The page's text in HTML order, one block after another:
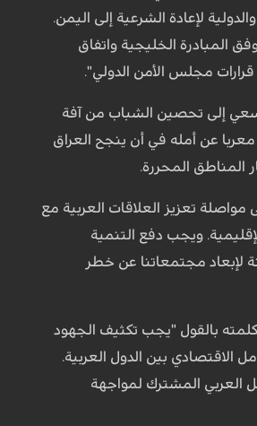
لإعادة الشرعية إلى اليمن.
المبادرة الخليجية واتفاق
مجلس الأمن الدولي".
إلى تحصين الشباب من آفة
معربا عن أمله في أن ينجح العراق
المناطق المحررة.
تعزيز العلاقات العربية مع
ويجب دفع التنمية
لإبعاد مجتمعاتنا عن خطر
بالقول "يجب تكثيف الجهود
الاقتصادي بين الدول العربية.
العربي المشترك لمواجهة